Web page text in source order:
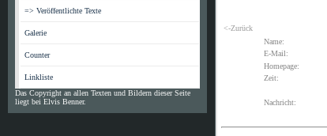
=> Veröffentlichte Texte
Galerie
Counter
Linkliste
Das Copyright an allen Texten und Bildern dieser Seite
liegt bei Elvis Benner.
<-Zurück
Name:
E-Mail:
Homepage:
Zeit:
Nachricht: